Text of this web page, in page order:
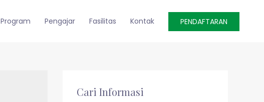
Program Pengajar Fasilitas Kontak PENDAFTARAN
Cari Informasi